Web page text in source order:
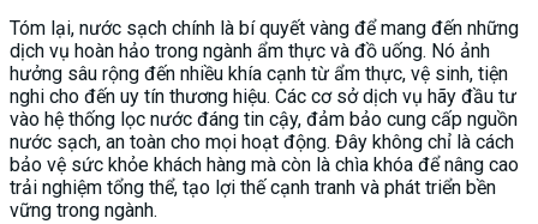
Tóm lại, nước sạch chính là bí quyết vàng để mang đến những
dịch vụ hoàn hảo trong ngành ẩm thực và đồ uống. Nó ảnh
hưởng sâu rộng đến nhiều khía cạnh từ ẩm thực, vệ sinh, tiện
nghi cho đến uy tín thương hiệu. Các cơ sở dịch vụ hãy đầu tư
vào hệ thống lọc nước đáng tin cậy, đảm bảo cung cấp nguồn
nước sạch, an toàn cho mọi hoạt động. Đây không chỉ là cách
bảo vệ sức khỏe khách hàng mà còn là chìa khóa để nâng cao
trải nghiệm tổng thể, tạo lợi thế cạnh tranh và phát triển bền
vững trong ngành.